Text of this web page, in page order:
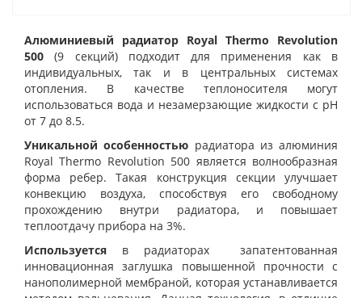
Алюминиевый радиатор Royal Thermo Revolution
500(9 секций) подходит для применения как в
индивидуальных, так и в центральных системах
отопления. В качестве теплоносителя могут
использоваться вода и незамерзающие жидкости с pH
от 7 до 8.5.
Уникальной особенностью радиатора из алюминия
Royal Thermo Revolution 500 является волнообразная
форма ребер. Такая конструкция секции улучшает
конвекцию воздуха, способствуя его свободному
прохождению внутри радиатора, и повышает
теплоотдачу прибора на 3%.
Используется в радиаторах запатентованная
инновационная заглушка повышенной прочности с
нанополимерной мембраной, которая устанавливается